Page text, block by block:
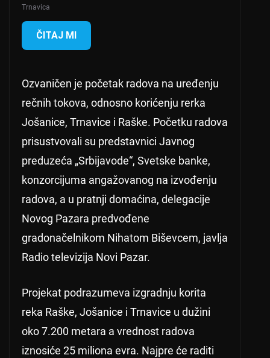
Trnavica
ČITAJ MI
Ozvaničen je početak radova na uređenju
rečnih tokova, odnosno korićenju rerka
Jošanice, Trnavice i Raške. Početku radova
prisustvovali su predstavnici Javnog
preduzeća „Srbijavode“, Svetske banke,
konzorcijuma angažovanog na izvođenju
radova, a u pratnji domaćina, delegacije
Novog Pazara predvođene
gradonačelnikom Nihatom Biševcem, javlja
Radio televizija Novi Pazar.
Projekat podrazumeva izgradnju korita
reka Raške, Jošanice i Trnavice u dužini
oko 7.200 metara a vrednost radova
iznosiće 25 miliona evra. Najpre će raditi